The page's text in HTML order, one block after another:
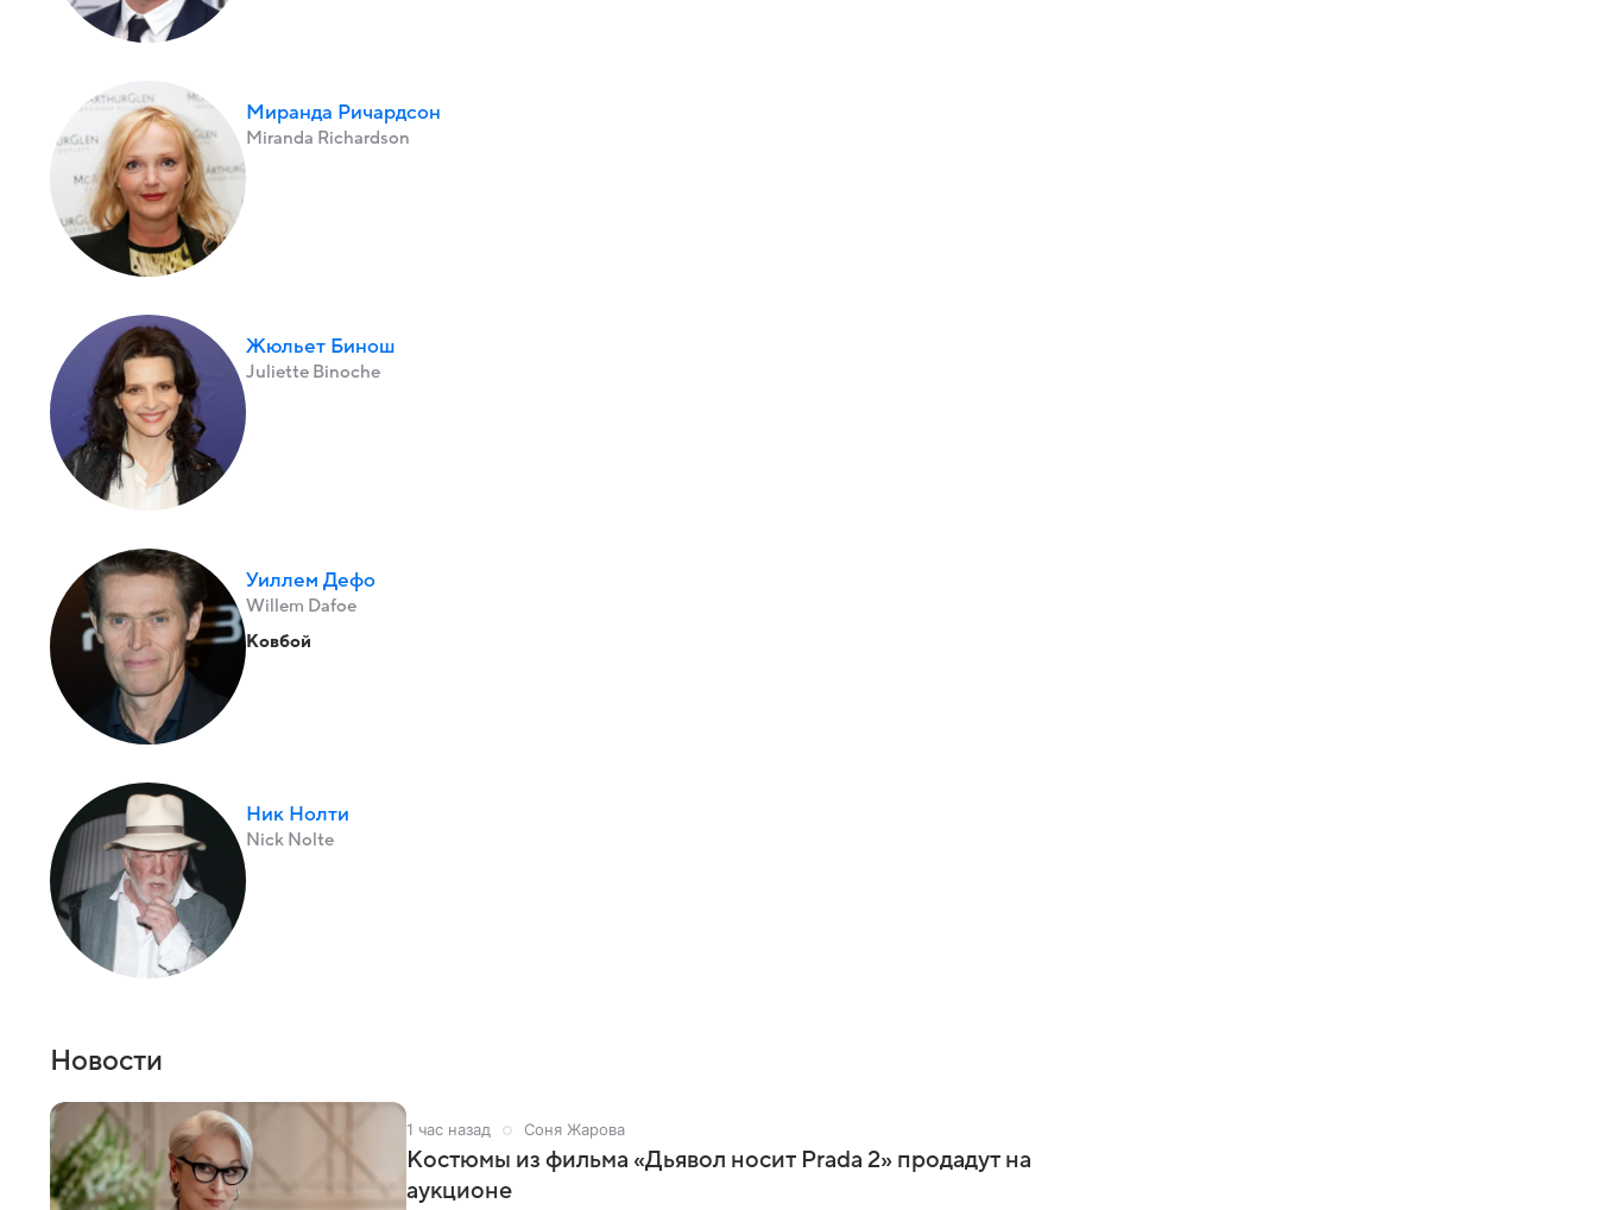
Миранда Ричардсон
Miranda Richardson
Жюльет Бинош
Juliette Binoche
Уиллем Дефо
Willem Dafoe
Ковбой
Ник Нолти
Nick Nolte
Новости
1 час назад Соня Жарова
Костюмы из фильма «Дьявол носит Prada 2» продадут на
аукционе